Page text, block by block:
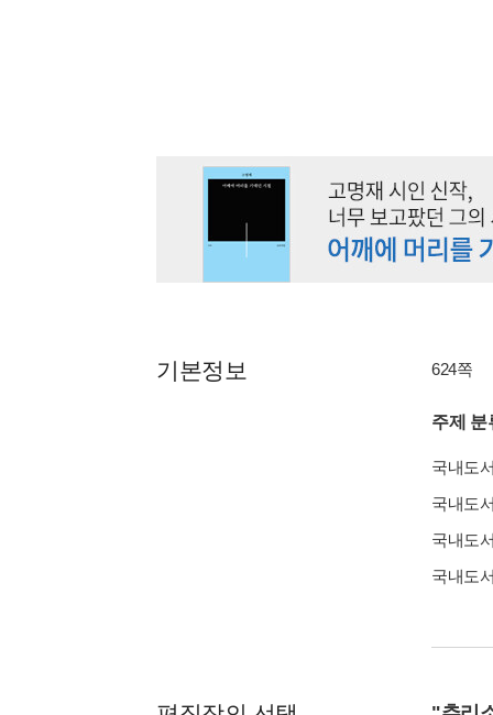
기본정보 624쪽
주제 분
국내도
국내도
국내도
국내도